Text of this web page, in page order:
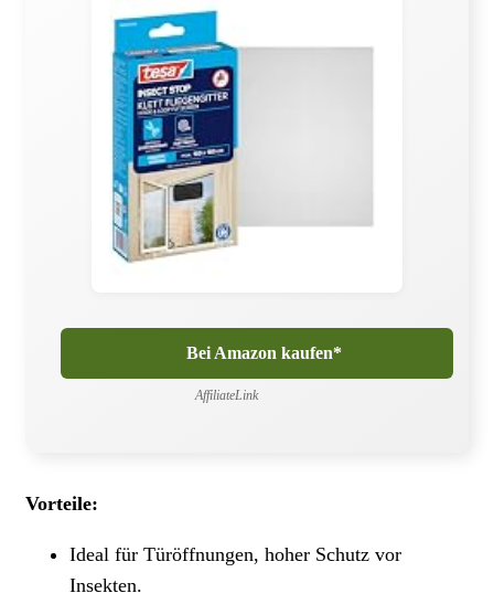
Bei Amazon kaufen*
AffiliateLink
Vorteile:
Ideal für Türöffnungen, hoher Schutz vor
Insekten.